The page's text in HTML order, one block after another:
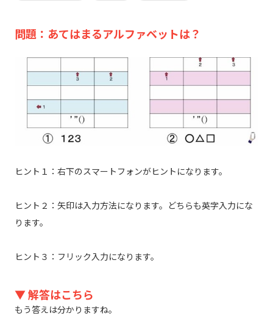
問題：あてはまるアルファベットは？
ヒント１：右下のスマートフォンがヒントになります。
ヒント２：矢印は入力方法になります。どちらも英字入力にな
ります。
ヒント３：フリック入力になります。
▼ 解答はこちら
もう答えは分かりますね。